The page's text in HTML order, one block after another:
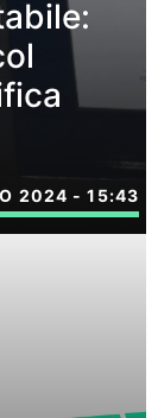
2024 - 15:43